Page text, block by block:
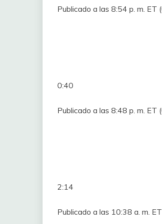
Publicado a las 8:54 p. m.
0:40
Publicado a las 8:48 p. m.
2:14
Publicado a las 10:38 a. m.